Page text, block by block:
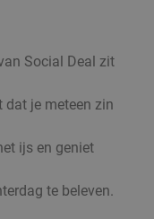
Social Deal zit
je meteen zin
ijs en geniet
te beleven.